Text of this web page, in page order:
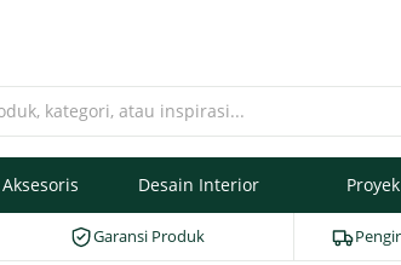
Desain Interior
Garansi Produk